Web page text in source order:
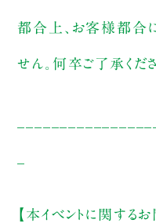
都合上、お客様都合に
せん。何卒ご了承くだ
【本イベントに関する